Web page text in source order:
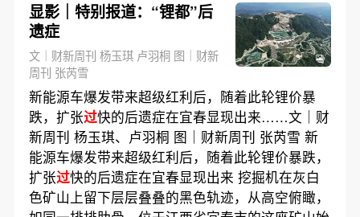
显影｜特别报道：“锂都”后
遗症
文｜财新周刊 杨玉琪 卢羽桐 图｜财新
周刊 张芮雪
新能源车爆发带来超级红利后，随着此轮锂价暴
跌，扩张过快的后遗症在宜春显现出来……文｜财
新周刊 杨玉琪、卢羽桐 图｜财新周刊 张芮雪 新
能源车爆发带来超级红利后，随着此轮锂价暴跌，
扩张过快的后遗症在宜春显现出来 挖掘机在灰白
色矿山上留下层层叠叠的黑色轨迹，从高空俯瞰，